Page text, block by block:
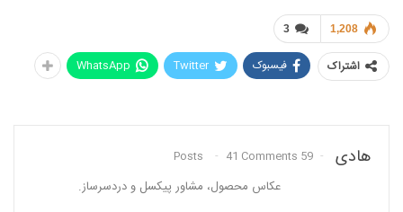
3 1,208
اشتراک فیسبوک Twitter
WhatsApp
هادی 59 Posts
41 Comments
عکاس محصول، مشاور پیکسل و دردسرساز.